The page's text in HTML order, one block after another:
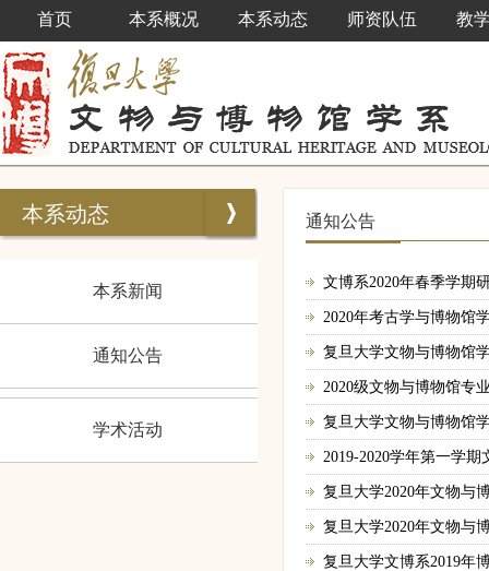
首页 本系概况 本系动态 师资队伍 教
本系动态
本系新闻
通知公告
学术活动
通知公告
文博系2020年春季学期
2020年考古学与博物馆
复旦大学文物与博物馆
2020级文物与博物馆专
复旦大学文物与博物馆
2019-2020学年第一学
复旦大学2020年文物与
复旦大学2020年文物与
复旦大学文博系2019年